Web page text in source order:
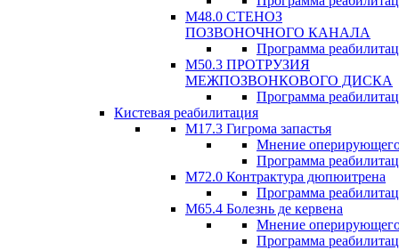
М48.0 СТЕНОЗ
ПОЗВОНОЧНОГО КАНАЛА
Программа
М50.3 ПРОТРУЗИЯ
МЕЖПОЗВОНКОВОГО ДИСКА
Программа
Кистевая реабилитация
M17.3 Гигрома запастья
Мнение
Программа
М72.0 Контрактура дюпюитрена
Программа
M65.4 Болезнь де кервена
Мнение
Программа